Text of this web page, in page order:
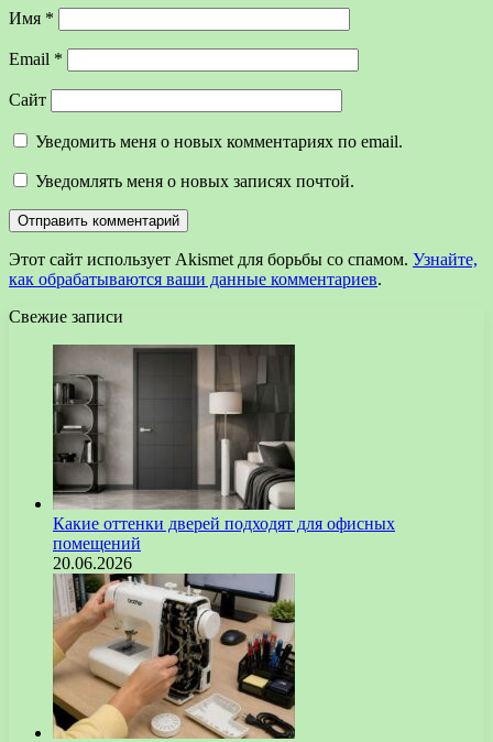
Имя *
Email *
Сайт
Уведомить меня о новых комментариях по email.
Уведомлять меня о новых записях почтой.
Этот сайт использует Akismet для борьбы со спамом. Узнайте,
как обрабатываются ваши данные комментариев.
Свежие записи
Какие оттенки дверей подходят для офисных
помещений
20.06.2026